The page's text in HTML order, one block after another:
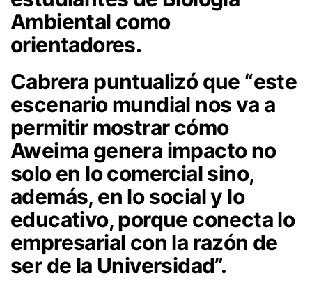
Ambiental como
orientadores.
Cabrera puntualizó que “este
escenario mundial nos va a
permitir mostrar cómo
Aweima genera impacto no
solo en lo comercial sino,
además, en lo social y lo
educativo, porque conecta lo
empresarial con la razón de
ser de la Universidad”.